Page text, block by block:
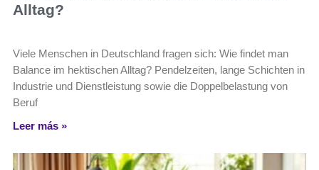
Alltag?
Viele Menschen in Deutschland fragen sich: Wie findet man
Balance im hektischen Alltag? Pendelzeiten, lange Schichten in
Industrie und Dienstleistung sowie die Doppelbelastung von
Beruf
Leer más »